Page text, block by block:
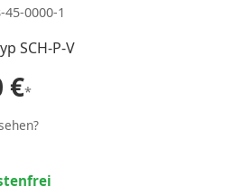
0000-1
SCH-P-V
€*